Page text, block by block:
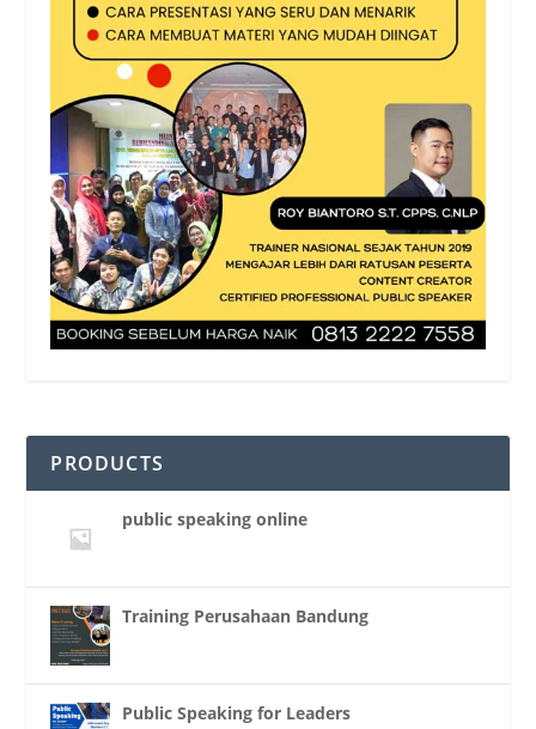
PRODUCTS
public speaking online
Training Perusahaan Bandung
Public Speaking for Leaders